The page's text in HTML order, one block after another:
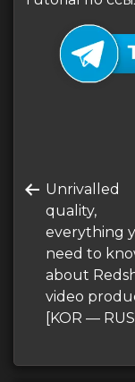
позапись
Unrivalled
quality,
everything
need to
about
video
[KOR —